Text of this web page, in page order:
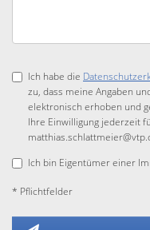
Ich habe die
zu, dass meine Angaben
elektronisch erhoben und
Ihre Einwilligung jederzeit
Ich bin Eigentümer einer
* Pflichtfelder